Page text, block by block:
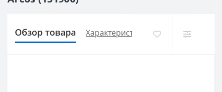
Обзор товара Характеристики Доставка и